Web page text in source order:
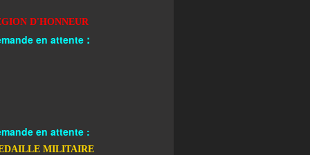
D'HONNEUR
en attente :
en attente :
MILITAIRE